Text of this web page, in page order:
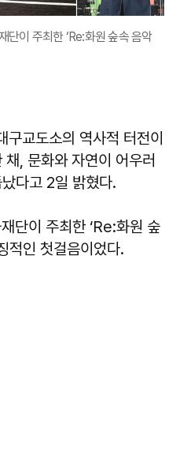
이 주최한 ‘Re:화원 숲속 음악
교도소의 역사적 터전이
, 문화와 자연이 어우러
다고 2일 밝혔다.
단이 주최한 ‘Re:화원 숲
적인 첫걸음이었다.